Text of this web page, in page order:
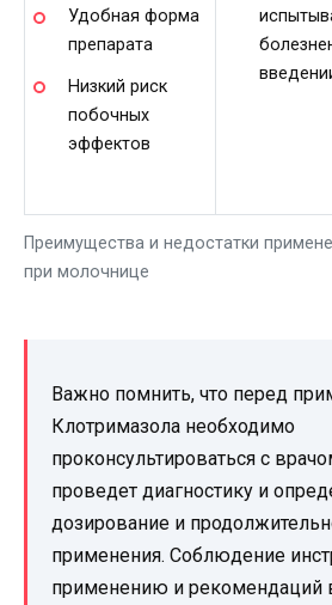
Преимущества и недостатки
при молочнице
Удобная форма
препарата
Низкий риск
побочных
эффектов
Важно помнить, что перед
Клотримазола необходимо
проконсультироваться с
проведет диагностику и
дозирование и
применения. Соблюдение
применению и рекомендаций